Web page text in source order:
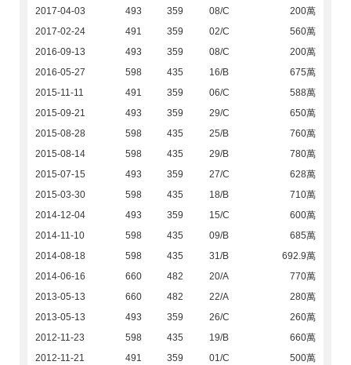
2017-04-03 493 359 08/C
200萬
2017-02-24
491 359 02/C
560萬
2016-09-13
493 359 08/C
200萬
2016-05-27
598 435 16/B
675萬
2015-11-11
491 359 06/C
588萬
2015-09-21
493 359 29/C
650萬
2015-08-28
598 435 25/B
760萬
2015-08-14
598 435 29/B
780萬
2015-07-15
493 359 27/C
628萬
2015-03-30
598 435 18/B
710萬
2014-12-04
493 359 15/C
600萬
2014-11-10
598 435 09/B
685萬
2014-08-18
598 435 31/B
692.9萬
2014-06-16
660 482 20/A
770萬
2013-05-13
660 482 22/A
280萬
2013-05-13
493 359 26/C
260萬
2012-11-23
598 435 19/B
660萬
2012-11-21
491 359 01/C
500萬